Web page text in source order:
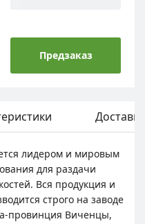
Предзаказ
Доставка
лидером и мировым
для раздачи
Вся продукция и
строго на заводе
провинция Виченцы,